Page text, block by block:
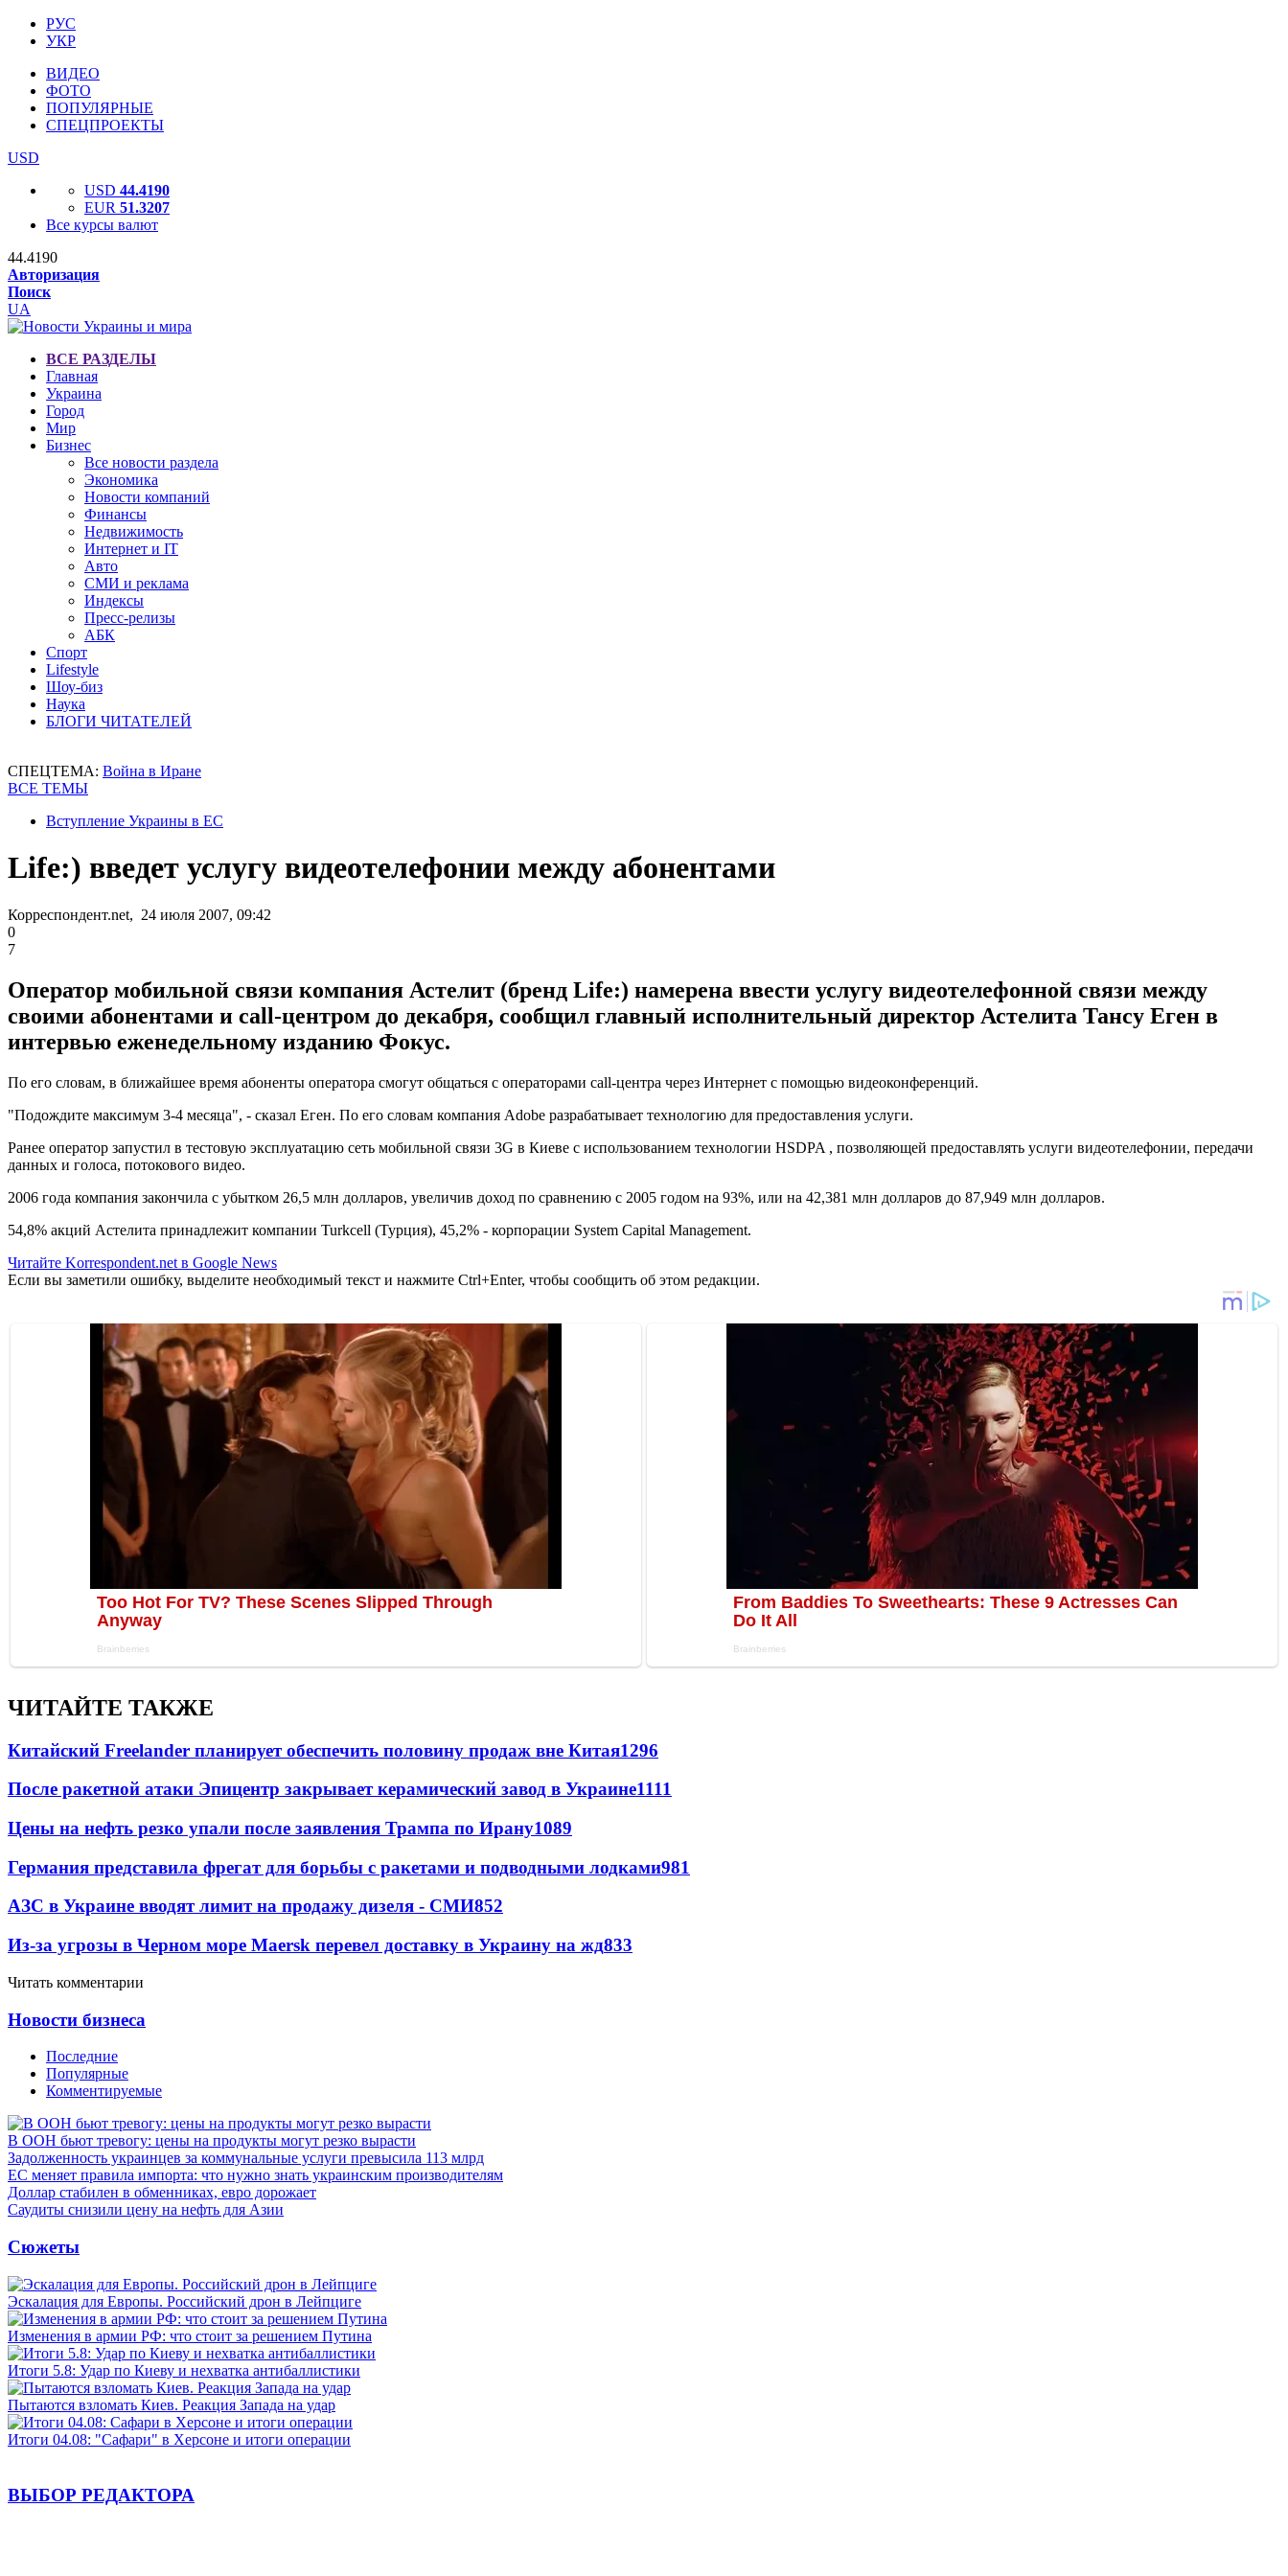
РУС
УКР
ВИДЕО
ФОТО
ПОПУЛЯРНЫЕ
СПЕЦПРОЕКТЫ
USD
USD 44.4190
EUR 51.3207
Все курсы валют
44.4190
Авторизация
Поиск
UA
ВСЕ РАЗДЕЛЫ
Главная
Украина
Город
Мир
Бизнес
Все новости раздела
Экономика
Новости компаний
Финансы
Недвижимость
Интернет и IT
Авто
СМИ и реклама
Индексы
Пресс-релизы
АБК
Спорт
Lifestyle
Шоу-биз
Наука
БЛОГИ ЧИТАТЕЛЕЙ
СПЕЦТЕМА: Война в Иране
ВСЕ ТЕМЫ
Вступление Украины в ЕС
Life:) введет услугу видеотелефонии между абонентами
Корреспондент.net, 24 июля 2007, 09:42
0
7
Оператор мобильной связи компания Астелит (бренд Life:) намерена ввести услугу видеотелефонной связи между
своими абонентами и call-центром до декабря, сообщил главный исполнительный директор Астелита Тансу Еген в
интервью еженедельному изданию Фокус.
По его словам, в ближайшее время абоненты оператора смогут общаться с операторами call-центра через Интернет с помощью видеоконференций.
"Подождите максимум 3-4 месяца", - сказал Еген. По его словам компания Adobe разрабатывает технологию для предоставления услуги.
Ранее оператор запустил в тестовую эксплуатацию сеть мобильной связи 3G в Киеве с использованием технологии HSDPA , позволяющей предоставлять услуги видеотелефонии, передачи
данных и голоса, потокового видео.
2006 года компания закончила с убытком 26,5 млн долларов, увеличив доход по сравнению с 2005 годом на 93%, или на 42,381 млн долларов до 87,949 млн долларов.
54,8% акций Астелита принадлежит компании Turkcell (Турция), 45,2% - корпорации System Capital Management.
Читайте Korrespondent.net в Google News
Если вы заметили ошибку, выделите необходимый текст и нажмите Ctrl+Enter, чтобы сообщить об этом редакции.
ЧИТАЙТЕ ТАКЖЕ
Китайский Freelander планирует обеспечить половину продаж вне Китая1296
После ракетной атаки Эпицентр закрывает керамический завод в Украине1111
Цены на нефть резко упали после заявления Трампа по Ирану1089
Германия представила фрегат для борьбы с ракетами и подводными лодками981
АЗС в Украине вводят лимит на продажу дизеля - СМИ852
Из-за угрозы в Черном море Maersk перевел доставку в Украину на жд833
Читать комментарии
Новости бизнеса
Последние
Популярные
Комментируемые
В ООН бьют тревогу: цены на продукты могут резко вырасти
Задолженность украинцев за коммунальные услуги превысила 113 млрд
ЕС меняет правила импорта: что нужно знать украинским производителям
Доллар стабилен в обменниках, евро дорожает
Саудиты снизили цену на нефть для Азии
Сюжеты
Эскалация для Европы. Российский дрон в Лейпциге
Изменения в армии РФ: что стоит за решением Путина
Итоги 5.8: Удар по Киеву и нехватка антибаллистики
Пытаются взломать Киев. Реакция Запада на удар
Итоги 04.08: "Сафари" в Херсоне и итоги операции
ВЫБОР РЕДАКТОРА